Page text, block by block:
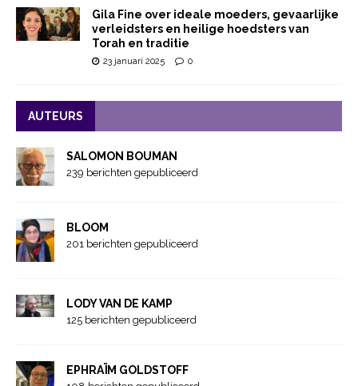
Gila Fine over ideale moeders, gevaarlijke
verleidsters en heilige hoedsters van
Torah en traditie
23 januari 2025 0
AUTEURS
SALOMON BOUMAN
239 berichten gepubliceerd
BLOOM
201 berichten gepubliceerd
LODY VAN DE KAMP
125 berichten gepubliceerd
EPHRAÏM GOLDSTOFF